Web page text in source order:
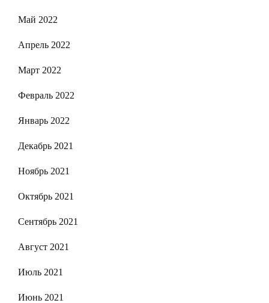
Май 2022
Апрель 2022
Март 2022
Февраль 2022
Январь 2022
Декабрь 2021
Ноябрь 2021
Октябрь 2021
Сентябрь 2021
Август 2021
Июль 2021
Июнь 2021